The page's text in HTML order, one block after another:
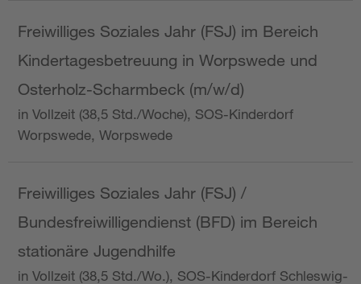
Freiwilliges Soziales Jahr (FSJ) im Bereich
Kindertagesbetreuung in Worpswede und
Osterholz-Scharmbeck (m/w/d)
in Vollzeit (38,5 Std./Woche), SOS-Kinderdorf
Worpswede, Worpswede
Freiwilliges Soziales Jahr (FSJ) /
Bundesfreiwilligendienst (BFD) im Bereich
stationäre Jugendhilfe
in Vollzeit (38,5 Std./Wo.), SOS-Kinderdorf Schleswig-